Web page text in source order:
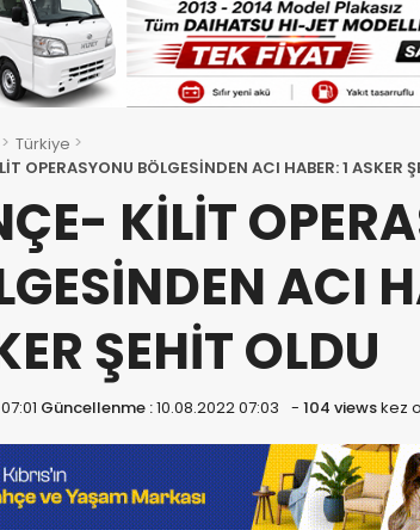
Türkiye
OPERASYONU BÖLGESİNDEN ACI HABER: 1 ASKER
KİLİT
ACI
ŞEHİT OLDU
Güncellenme :10.08.2022 07:03 - 104 viewskez